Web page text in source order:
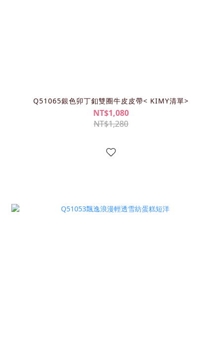
Q51065銀色卯丁釦雙圈牛皮皮帶< KIMY清單>
NT$1,080
NT$1,280